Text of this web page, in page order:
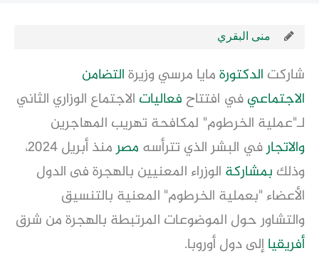
منى البقري
شاركت الدكتورةمايا مرسي وزيرةالتضامن
الاجتماعيفي افتتاح فعاليات الاجتماع الوزاري الثاني
لـ"عملية الخرطوم" لمكافحة تهريب المهاجرين
والاتجارفي البشر الذي تترأسه مصر
منذ أبريل 2024،
وذلك بمشاركة الوزراء المعنيين بالهجرة فى الدول
الأعضاء "بعملية الخرطوم" المعنية بالتنسيق
والتشاور حول الموضوعات المرتبطة بالهجرة من شرق
أفريقياإلى دول أوروبا.